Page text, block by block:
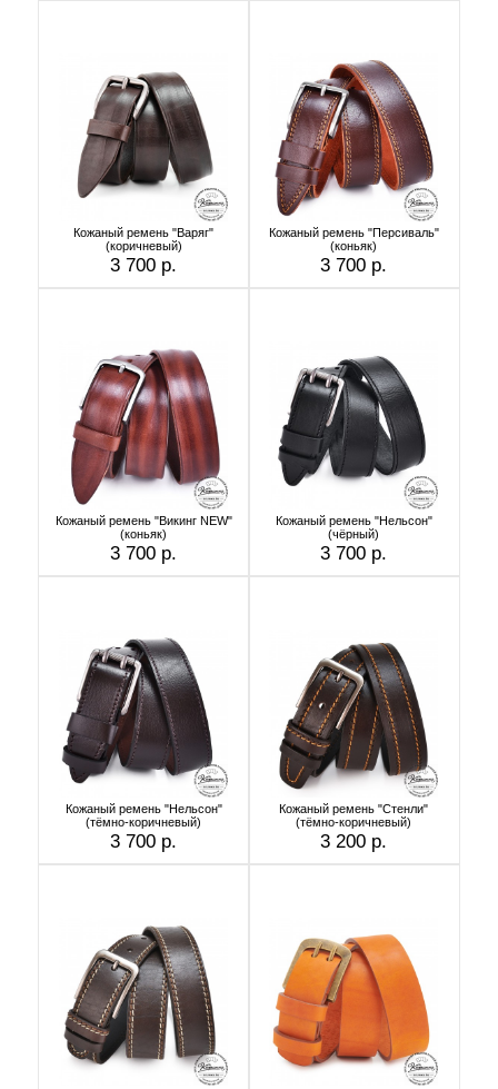
Кожаный ремень "Варяг"
(коричневый)
3 700 р.
Кожаный ремень "Персиваль"
(коньяк)
3 700 р.
Кожаный ремень "Викинг NEW"
(коньяк)
3 700 р.
Кожаный ремень "Нельсон"
(чёрный)
3 700 р.
Кожаный ремень "Нельсон"
(тёмно-коричневый)
3 700 р.
Кожаный ремень "Стенли"
(тёмно-коричневый)
3 200 р.